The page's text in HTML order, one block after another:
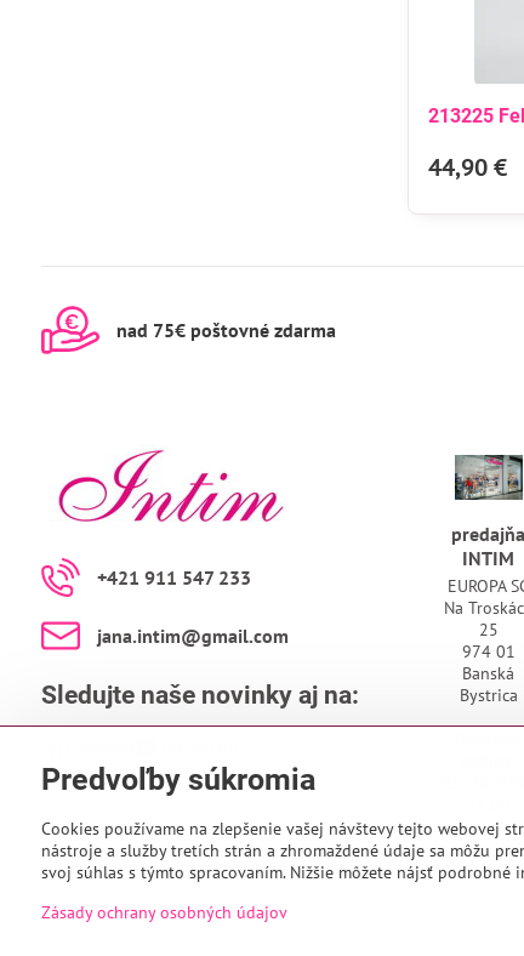
213225
44,90 €
nad 75€ poštovné zdarma
+421 911 547 233
jana​.intim​@gmail​.com
Sledujte naše novinky aj na:
predajňa
INTIM
EUROPA
Na
25
974 01
Banská
Bystrica
Predvoľby súkromia
Cookies používame na zlepšenie vašej návštevy tejto webovej
nástroje a služby tretích strán a zhromaždené údaje sa môžu
svoj súhlas s týmto spracovaním. Nižšie môžete nájsť podrobné
Zásady ochrany osobných údajov